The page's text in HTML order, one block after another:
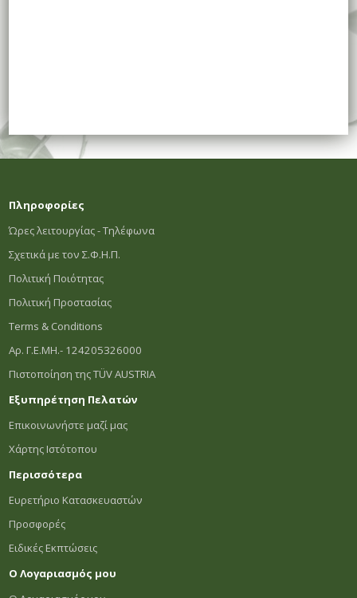
Πληροφορίες
Ώρες λειτουργίας - Τηλέφωνα
Σχετικά με τον Σ.Φ.Η.Π.
Πολιτική Ποιότητας
Πολιτική Προστασίας
Terms & Conditions
Αρ. Γ.Ε.ΜΗ.- 124205326000
Πιστοποίηση της TÜV AUSTRIA
Εξυπηρέτηση Πελατών
Επικοινωνήστε μαζί μας
Χάρτης Ιστότοπου
Περισσότερα
Ευρετήριο Κατασκευαστών
Προσφορές
Ειδικές Εκπτώσεις
Ο Λογαριασμός μου